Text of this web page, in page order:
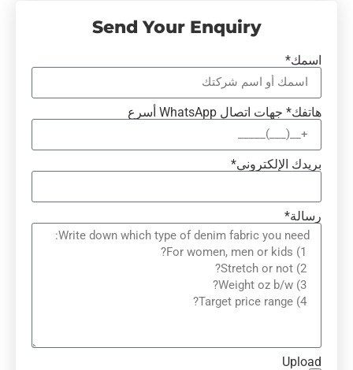
Send Your Enquiry
اسمك*
هاتفك* جهات اتصال WhatsApp أسرع
بريدك الإلكتروني*
رسالة*
Upload